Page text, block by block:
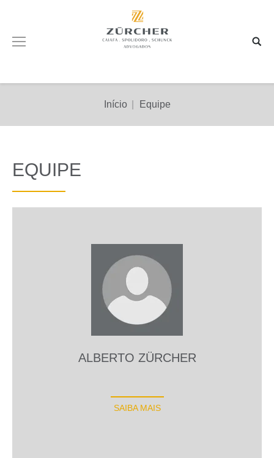
Início Equipe
EQUIPE
ALBERTO ZÜRCHER
SAIBA MAIS